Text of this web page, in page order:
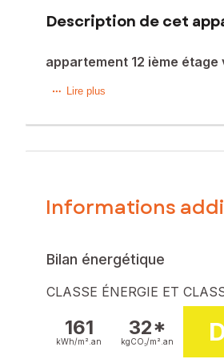
Description de cet
appartement 12 ième
Excellent rapport qualité prix !
Idéal investisseur ou jeune
proche du T2 , rendra vos
Points forts: vue dégagée,
pas l'objet d'une procédure
Les informations sur les risques
Honoraires charge vendeur
Lire plus
Informations
Bilan énergétique
CLASSE ÉNERGIE ET
161
kWh/m². an
32*
kgCO₂/m². an